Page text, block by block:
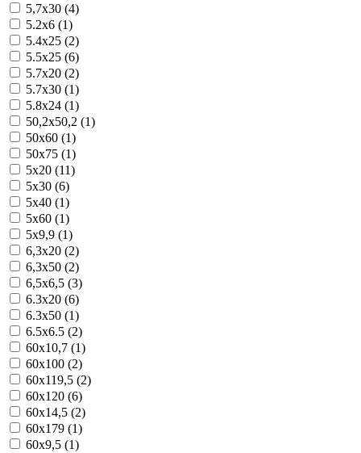
5,7x30 (4)
5.2x6 (1)
5.4x25 (2)
5.5x25 (6)
5.7x20 (2)
5.7x30 (1)
5.8x24 (1)
50,2x50,2 (1)
50x60 (1)
50x75 (1)
5x20 (11)
5x30 (6)
5x40 (1)
5x60 (1)
5x9,9 (1)
6,3x20 (2)
6,3x50 (2)
6,5x6,5 (3)
6.3x20 (6)
6.3x50 (1)
6.5x6.5 (2)
60x10,7 (1)
60x100 (2)
60x119,5 (2)
60x120 (6)
60x14,5 (2)
60x179 (1)
60x9,5 (1)